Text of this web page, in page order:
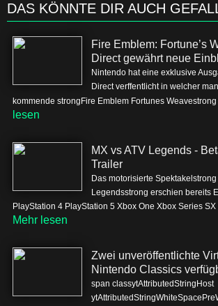
DAS KÖNNTE DIR AUCH
Fire Emblem: Fortune’s
Direct gewährt neue
Nintendo hat eine exklusive
Direct verffentlicht in welcher
kommende strongFire Emblem Fortunes
lesen
MX vs ATV Legends -
Trailer
Das motorisierte Spektakelstrong
Legendsstrong erschien bereits
PlayStation 4 PlayStation 5 Xbox One Xbox Series
Mehr lesen
Zwei unveröffentlichte
Nintendo Classics
span classytAttributedStringHost